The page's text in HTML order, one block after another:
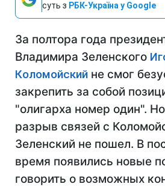
суть з РБК-Україна у Google
За полтора года
Владимира Зеленского
Коломойский не смог
закрепить за собой
"олигарха номер один".
разрыв связей с
Зеленский не пошел. В
время появились новые
говорить о возможных